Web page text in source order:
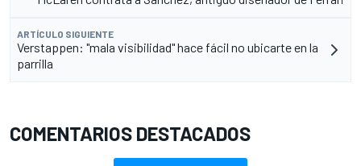
ARTÍCULO SIGUIENTE
Verstappen: "mala visibilidad" hace fácil no ubicarte en la
parrilla
COMENTARIOS DESTACADOS